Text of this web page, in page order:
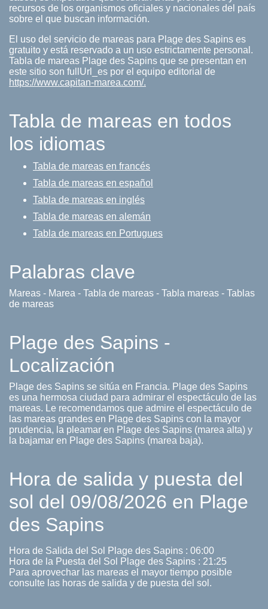
recursos de los organismos oficiales y nacionales del país
sobre el que buscan información.
El uso del servicio de mareas para Plage des Sapins es
gratuito y está reservado a un uso estrictamente personal.
Tabla de mareas Plage des Sapins que se presentan en
este sitio son fullUrl_es por el equipo editorial de
https://www.capitan-marea.com/.
Tabla de mareas en todos
los idiomas
Tabla de mareas en francés
Tabla de mareas en español
Tabla de mareas en inglés
Tabla de mareas en alemán
Tabla de mareas en Portugues
Palabras clave
Mareas - Marea - Tabla de mareas - Tabla mareas - Tablas
de mareas
Plage des Sapins -
Localización
Plage des Sapins se sitúa en Francia. Plage des Sapins
es una hermosa ciudad para admirar el espectáculo de las
mareas. Le recomendamos que admire el espectáculo de
las mareas grandes en Plage des Sapins con la mayor
prudencia, la pleamar en Plage des Sapins (marea alta) y
la bajamar en Plage des Sapins (marea baja).
Hora de salida y puesta del
sol del 09/08/2026 en Plage
des Sapins
Hora de Salida del Sol Plage des Sapins : 06:00
Hora de la Puesta del Sol Plage des Sapins : 21:25
Para aprovechar las mareas el mayor tiempo posible
consulte las horas de salida y de puesta del sol.